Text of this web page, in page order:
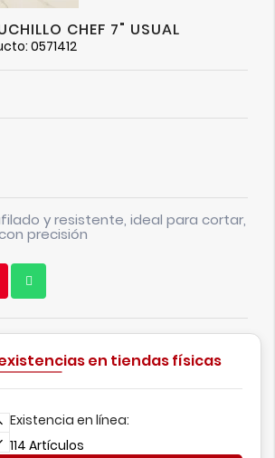
CHEF 7" USUAL
0571412
y resistente, ideal para cortar,
precisión
en tiendas físicas
Existencia en línea:
114 Artículos